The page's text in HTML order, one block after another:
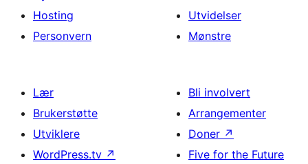
Hosting
Personvern
Utvidelser
Mønstre
Lær
Brukerstøtte
Utviklere
WordPress.tv ↗
Bli involvert
Arrangementer
Doner ↗
Five for the Future